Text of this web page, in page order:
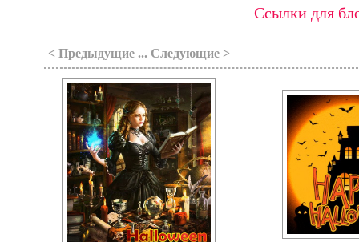
Ссылки для
< Предыдущие ... Следующие >